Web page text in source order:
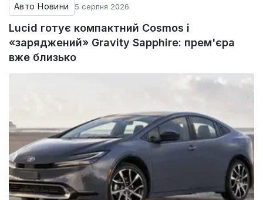
Авто Новини 5 серпня 2026
Lucid готує компактний Cosmos і
«заряджений» Gravity Sapphire: прем'єра
вже близько